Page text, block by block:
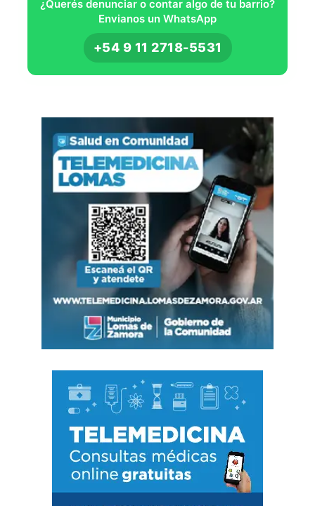
¿Querés denunciar o contar algo de tu barrio?
Envianos un WhatsApp
+54 9 11 2718-5531